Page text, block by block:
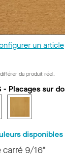
un article
du produit réel.
- Placages sur
disponibles
carré 9/16"